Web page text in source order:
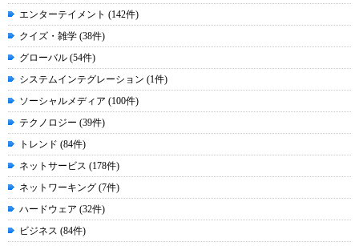
エンターテイメント (142件)
クイズ・雑学 (38件)
グローバル (54件)
システムインテグレーション (1件)
ソーシャルメディア (100件)
テクノロジー (39件)
トレンド (84件)
ネットサービス (178件)
ネットワーキング (7件)
ハードウェア (32件)
ビジネス (84件)